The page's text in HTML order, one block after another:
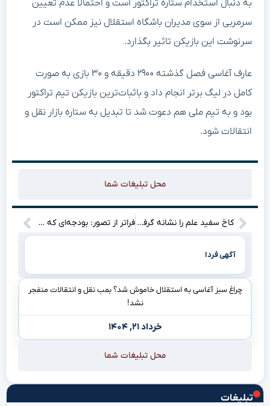
تبلیغات
به دنبال استخدام ستاره تراکتور است و احتمالاً عدم تعیین
سرمربی از سوی مدیران باشگاه استقلال نیز ممکن است در
سرنوشت این بازیکن تاثیر بگذارد.
عارف آغاسی فصل گذشته ۲۹۰۰ دقیقه و ۳۰ بازی به صورت
کامل در لیگ برتر انجام داد و باثبات‌ترین بازیکن تیم تراکتور
بود و به تیم ملی هم دعوت شد تا تبدیل به ستاره بازار نقل و
انتقالات شود.
محل تبلیغات شما
کاخ سفید علم را نشانه گرفت: بودجه پژوهش در خطر نابودی؟” فراتر از تصور: بودجه‌ای که دنیای ژوراسیک: تولد دوباره را زیر و رو می‌کند!
آگهی فردا
چراغ سبز آغاسی به استقلال خاموش شد؟ بمب نقل و انتقالات منفجر
نشد!
خرداد ۲۱, ۱۴۰۴
محل تبلیغات شما